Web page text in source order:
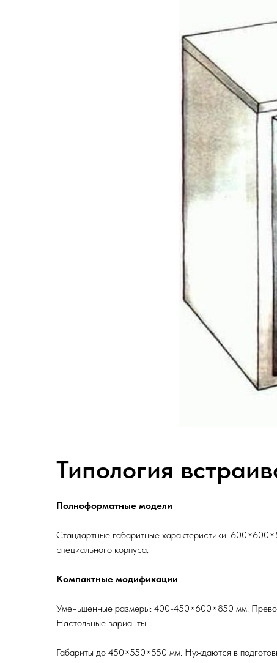
Типология
Полноформатные модели
Стандартные габаритные характеристики:
специального корпуса.
Компактные модификации
Уменьшенные размеры: 400-450×600×850 мм.
Настольные варианты
Габариты до 450×550×550 мм. Нуждаются в